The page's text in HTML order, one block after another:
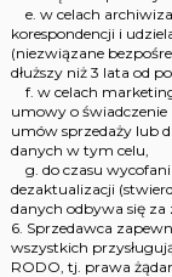
e. w celach
korespondencji i
(niezwiązane
dłuższy niż 3 lata od
f. w celach
umowy o świadczenie
umów sprzedaży lub
danych w tym celu,
g. do czasu
dezaktualizacji
danych odbywa się za
6. Sprzedawca
wszystkich
RODO, tj. prawa